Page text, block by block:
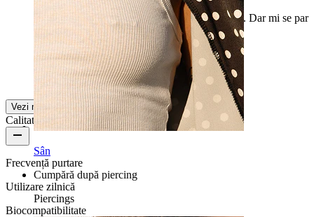
Sân
Cumpără după piercing
Piercings
Bilele sunt foarte mari. Strălucesc foarte frumos. Dar mi se par
prea mari pentru un mamelon.
Anouk Achiziție verificată
Tradus prin AI Arată original
Vezi mai multe
Calitatea produsului
Frecvență purtare
Utilizare zilnică
Biocompatibilitate